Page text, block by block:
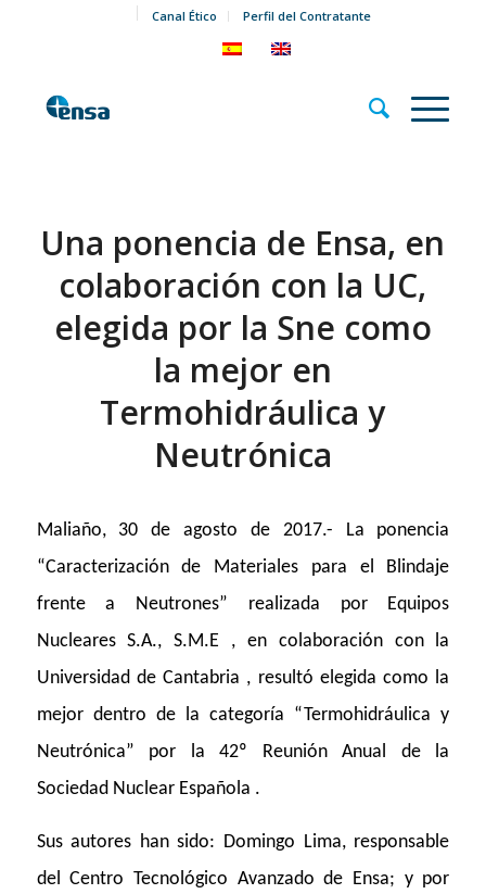
Canal Ético Perfil del Contratante
Una ponencia de Ensa, en
colaboración con la UC,
elegida por la Sne como
la mejor en
Termohidráulica y
Neutrónica
Maliaño, 30 de agosto de 2017.- La ponencia
“Caracterización de Materiales para el Blindaje
frente a Neutrones” realizada por Equipos
Nucleares S.A., S.M.E , en colaboración con la
Universidad de Cantabria , resultó elegida como la
mejor dentro de la categoría “Termohidráulica y
Neutrónica” por la 42º Reunión Anual de la
Sociedad Nuclear Española .
Sus autores han sido: Domingo Lima, responsable
del Centro Tecnológico Avanzado de Ensa; y por